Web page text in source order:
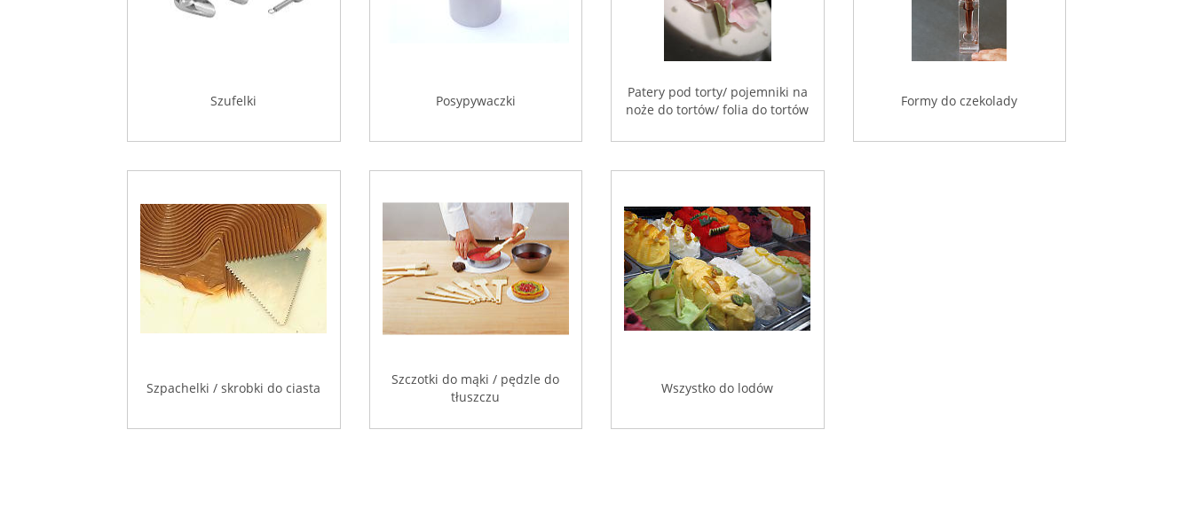
Szufelki Posypywaczki
Patery pod torty/ pojemniki na
noże do tortów/ folia do tortów
Formy do czekolady
Szpachelki / skrobki do ciasta
Szczotki do mąki / pędzle do
tłuszczu
Wszystko do lodów